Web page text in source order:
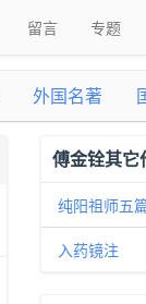
留言 专题
外国名著
傅金铨其它
纯阳祖师五
入药镜注